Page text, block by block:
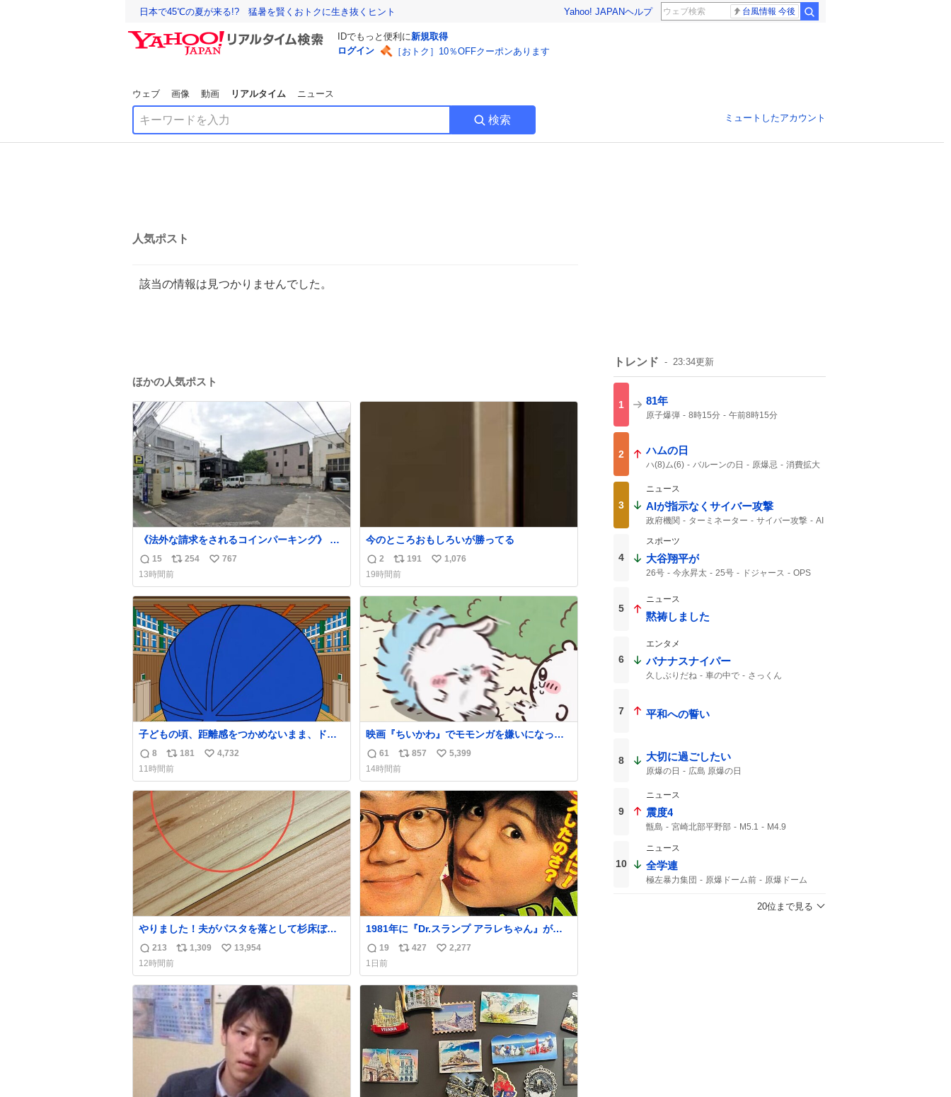
日本で45℃の夏が来る!? 猛暑を賢くおトクに生き抜くヒント Yahoo! JAPANヘルプ 台風情報 今後
IDでもっと便利に新規取得
ログイン
［おトク］10％OFFクーポンあります
ウェブ 画像 動画 リアルタイム ニュース
検索 ミュートしたアカウント
人気ポスト
該当の情報は見つかりませんでした。
ほかの人気ポスト
《法外な請求をされるコインパーキング》 各
営業所にも前から告知されていますが、Park
Link南青山の敷地内に一瞬でも車を乗り入れ
ると法外な請求をされ長時間拘束されます。
迎車で呼ばれた時やお客を降ろした際には十
分注意してください！ 東京都港区南青山2-14-
20
返
信
数
15
リ
ポ
ス
ト
数
254
い
ね
数
767
13時間前
今のところおもしろいが勝ってる
返
信
数
2
リ
ポ
ス
数
191
い
ね
数
1,076
19時間前
子どもの頃、距離感をつかめないまま、ドッ
ジボールがこちらへ飛んでくる感覚を映像に
しました
返
信
数
8
リ
ポ
ス
ト
数
181
い
ね
数
4,732
11時間前
映画『ちいかわ』でモモンガを嫌いになった
人へ それでも愛される理由と可能性 kai-
you.net/article/96186 『映画ちいかわ 人魚の
島のひみつ』を3回観て、原作も追っている筆
者が、モモンガの名誉回復を試みようとする
記事です。ちいかわ初心者向けです🖊
返
信
数
61
リ
ポ
ス
ト
数
857
い
ね
数
5,399
14時間前
やりました！夫がパスタを落として杉床ぼこ
ぼこしました！よかったーーー！ファースト
ぼこぼこ自分じゃなくて！これで第二波いつ
でもいけます！！！✌️いやーほっとした！ 杉
床を採用しようとしている方々へ忠告です。
杉床は乾燥パスタに負けます。豆腐くらいや
わやわです。
返
信
数
213
リ
ス
ト
数
1,309
い
ね
数
13,954
12時間前
1981年に『Dr.スランプ アラレちゃん』が放
映開始された直後の鳥山明さんと、小山茉美
さんです。
返
信
数
19
リ
ス
ト
数
427
い
ね
数
2,277
1日前
トレンド 23:34更新
1 81年
原子爆弾 8時15分
午前8時15分
2 ハムの日
ハ(8)ム(6) バルーンの日 原爆忌
消費拡大
3
ニュース
AIが指示なくサイバー攻撃
政府機関 ターミネーター サイバー攻撃 AI
4
スポーツ
大谷翔平が
26号 今永昇太 25号 ドジャース
OPS
ホームラン
5
ニュース
黙祷しました
6
エンタメ
バナナスナイパー
久しぶりだね 車の中で
さっくん
7 平和への誓い
8 大切に過ごしたい
原爆の日 広島 原爆の日
9
ニュース
震度4
甑島 宮崎北部平野部 M5.1
M4.9
熊本県天草・芦北地方
M4.8
津波の心配はありません
震源の深さ
地震速報
深さ10km
10
ニュース
全学連
極左暴力集団 原爆ドーム前
原爆ドーム
20位まで見る